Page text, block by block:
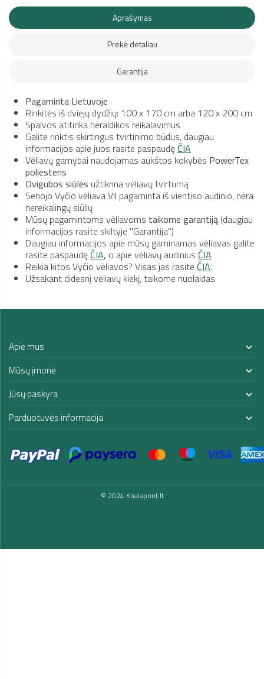
Aprašymas
Prekė detaliau
Garantija
Pagaminta Lietuvoje
Rinkitės iš dviejų dydžių: 100 x 170 cm arba 120 x 200 cm
Spalvos atitinka heraldikos reikalavimus
Galite rinktis skirtingus tvirtinimo būdus, daugiau
informacijos apie juos rasite paspaudę ČIA
Vėliavų gamybai naudojamas aukštos kokybės PowerTex
poliesteris
Dvigubos siūlės užtikrina vėliavų tvirtumą
Senojo Vyčio vėliava VII pagaminta iš vientiso audinio, nėra
nereikalingų siūlių
Mūsų pagamintoms vėliavoms taikome garantiją (daugiau
informacijos rasite skiltyje "Garantija")
Daugiau informacijos apie mūsų gaminamas vėliavas galite
rasite paspaudę ČIA, o apie vėliavų audinius ČIA
Reikia kitos Vyčio vėliavos? Visas jas rasite ČIA.
Užsakant didesnį vėliavų kiekį, taikome nuolaidas
Apie mus 
Mūsų įmonė 
Jūsų paskyra 
Parduotuvės informacija 
© 2024 Koalaprint.lt